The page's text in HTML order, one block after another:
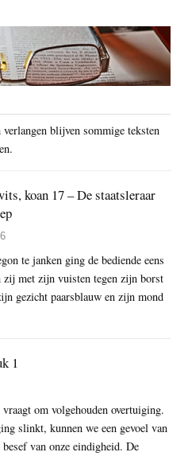
blijven sommige teksten
koan 17 – De staatsleraar
te janken ging de bediende eens
zij met zijn vuisten tegen zijn borst
gezicht paarsblauw en zijn mond
1
om volgehouden overtuiging.
slinkt, kunnen we een gevoel van
van onze eindigheid. De